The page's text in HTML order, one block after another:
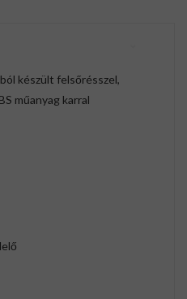
készült felsőrésszel,
műanyag karral